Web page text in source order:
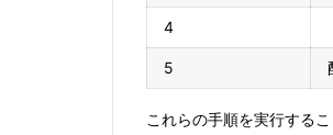
4
5
これらの手順を実行する